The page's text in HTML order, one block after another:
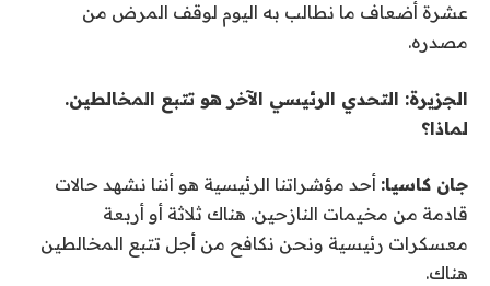
عشرة أضعاف ما نطالب به اليوم لوقف المرض من
مصدره.
الجزيرة: التحدي الرئيسي الآخر هو تتبع المخالطين.
لماذا؟
جان كاسيا: أحد مؤشراتنا الرئيسية هو أننا نشهد حالات
قادمة من مخيمات النازحين. هناك ثلاثة أو أربعة
معسكرات رئيسية ونحن نكافح من أجل تتبع المخالطين
هناك.